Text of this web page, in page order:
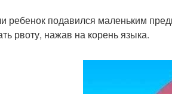
ребенок подавился маленьким
рвоту, нажав на корень языка.